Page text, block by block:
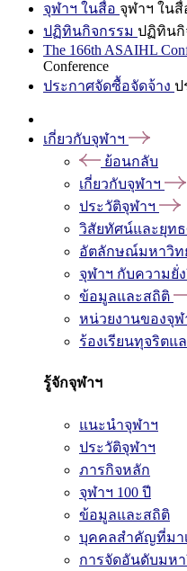
จุฬาฯ ในสื่อ จุฬาฯ ในสื่
ปฏิทินกิจกรรม ปฏิทินกิ
The 166th ASAIHL
Conference
ประกาศจัดซื้อจัดจ้าง ป
เกี่ยวกับจุฬาฯ
ย้อนกลับ
เกี่ยวกับจุฬาฯ
ประวัติจุฬาฯ
วิสัยทัศน์และยุท
อัตลักษณ์มหาวิท
จุฬาฯ กับความยั่
ข้อมูลและสถิติ
หน่วยงานของจุฬ
ร้องเรียนทุจริต
รู้จักจุฬาฯ
แนะนำจุฬาฯ
ประวัติจุฬาฯ
ภารกิจหลัก
จุฬาฯ 100 ปี
ข้อมูลและสถิติ
บุคคลสำคัญที่มา
การจัดอันดับมห